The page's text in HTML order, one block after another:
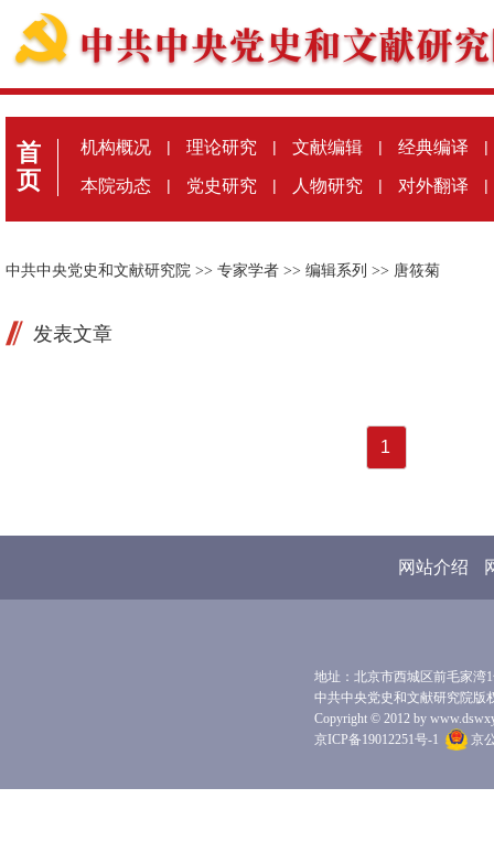
首
页
机构概况 | 理论研究 | 文献编辑 | 经典编译 |
本院动态 | 党史研究 | 人物研究 | 对外翻译 |
中共中央党史和文献研究院 >> 专家学者 >> 编辑系列 >> 唐筱菊
发表文章
1
网站介绍
地址：北京市西城区前毛家湾
中共中央党史和文献研究院版
Copyright © 2012 by
京ICP备19012251号-1
京